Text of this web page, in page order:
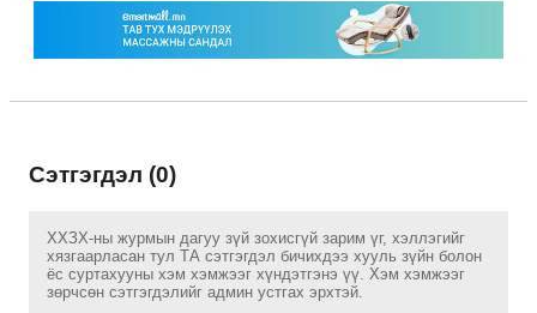
Сэтгэгдэл (0)
ХХЗХ-ны журмын дагуу зүй зохисгүй зарим үг, хэллэгийг
хязгаарласан тул ТА сэтгэгдэл бичихдээ хууль зүйн болон
ёс суртахууны хэм хэмжээг хүндэтгэнэ үү. Хэм хэмжээг
зөрчсөн сэтгэгдэлийг админ устгах эрхтэй.